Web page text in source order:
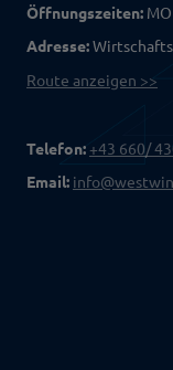
Öffnungszeiten:
Adresse:
Route anzeigen >>
Telefon: +43 660/
Email: